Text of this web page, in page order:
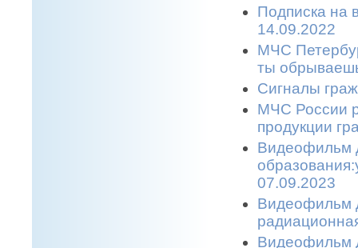
Подписка на
14.09.2022
МЧС
ты
Сигналы
МЧС России
продукции
Видеофильм
07.09.2023
Видеофильм
Видеофильм